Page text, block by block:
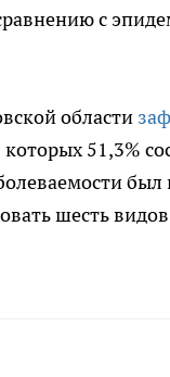
с
области
51,3%
шесть